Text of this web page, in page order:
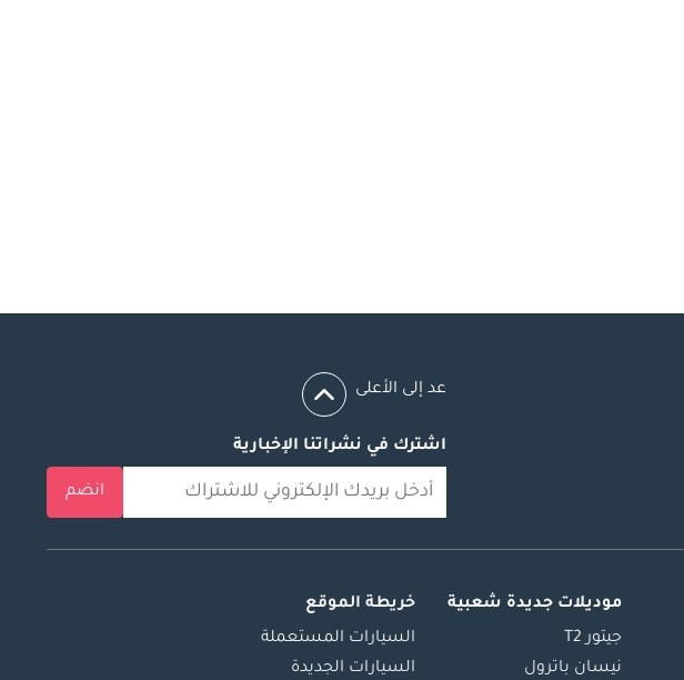
عد إلى الأعلى
اشترك في نشراتنا الإخبارية
انضم
موديلات جديدة شعبية
جيتور T2
نيسان باترول
خريطة الموقع
السيارات المستعملة
السيارات الجديدة